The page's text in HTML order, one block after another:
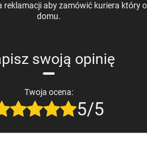
aby zamówić kuriera który
domu.
swoją opinię
Twoja ocena:
5/5